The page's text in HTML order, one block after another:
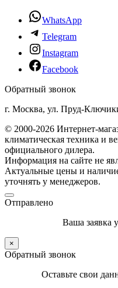
WhatsApp
Telegram
Instagram
Facebook
Обратный звонок
г. Москва, ул. Пруд-
© 2000-2026 Интернет-
климатическая техника и
официального дилера.
Информация на сайте не
Актуальные цены и
уточнять у менеджеров.
Отправлено
Ваша заявка
×
Обратный звонок
Оставьте свои